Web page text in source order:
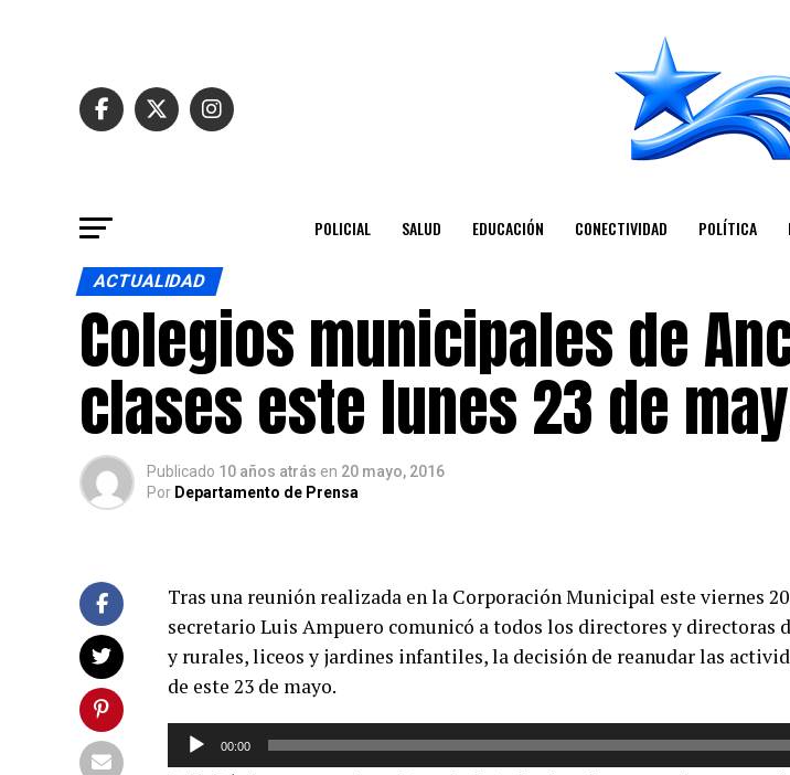
POLICIAL SALUD EDUCACIÓN CONECTIVIDAD POLÍTICA
ACTUALIDAD
Colegios municipales de
clases este lunes 23 de
Publicado 10 años atrás en 20 mayo, 2016
Por Departamento de Prensa
Tras una reunión realizada en la Corporación Municipal este viernes
secretario Luis Ampuero comunicó a todos los directores y directoras
y rurales, liceos y jardines infantiles, la decisión de reanudar las
de este 23 de mayo.
Reproductor
00:00